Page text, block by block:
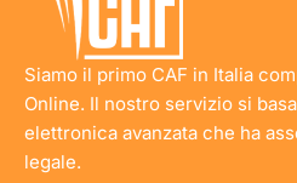
Siamo il primo CAF in Italia
Online. Il nostro servizio si
elettronica avanzata che ha
legale.